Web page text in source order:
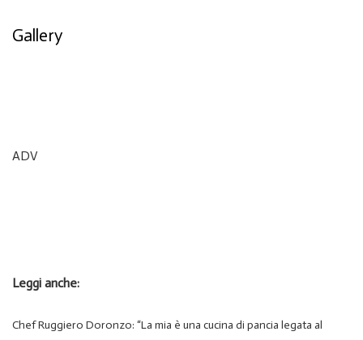
Gallery
ADV
Leggi anche:
Chef Ruggiero Doronzo: “La mia è una cucina di pancia legata al